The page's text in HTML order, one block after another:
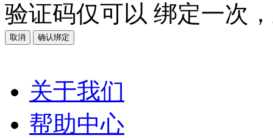
验证码仅可以 绑定一次
取消 确认绑定
关于我们
帮助中心